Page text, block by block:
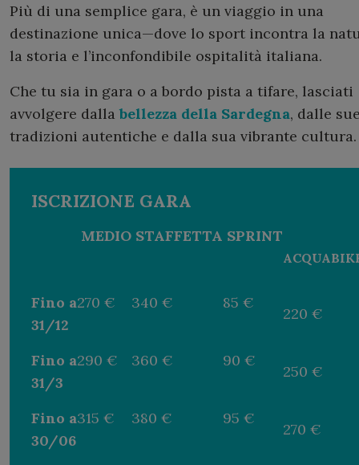
ISCRIZIONE GARA
MEDIO STAFFETTA SPRINT
Fino a
31/12
270 € 340 € 85 €
220 €
Fino a
31/3
290 € 360 € 90 €
250 €
Fino a
30/06
315 € 380 € 95 €
270 €
Più di una semplice gara, è un viaggio in una
destinazione unica—dove lo sport incontra la
la storia e l’inconfondibile ospitalità italiana.
Che tu sia in gara o a bordo pista a tifare, lasciati
avvolgere dallabellezza della Sardegna, dalle
tradizioni autentiche e dalla sua vibrante cultura.